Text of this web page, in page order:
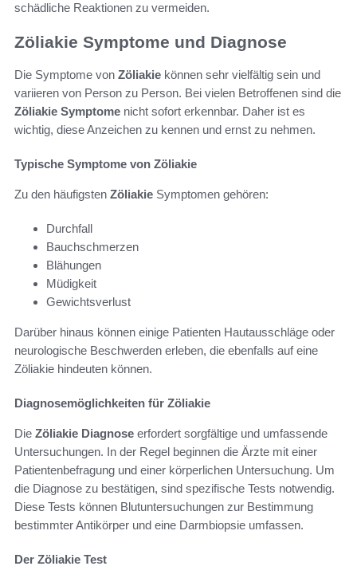
schädliche Reaktionen zu vermeiden.
Zöliakie Symptome und Diagnose
Die Symptome von Zöliakie können sehr vielfältig sein und
variieren von Person zu Person. Bei vielen Betroffenen sind die
Zöliakie Symptome nicht sofort erkennbar. Daher ist es
wichtig, diese Anzeichen zu kennen und ernst zu nehmen.
Typische Symptome von Zöliakie
Zu den häufigsten Zöliakie Symptomen gehören:
Durchfall
Bauchschmerzen
Blähungen
Müdigkeit
Gewichtsverlust
Darüber hinaus können einige Patienten Hautausschläge oder
neurologische Beschwerden erleben, die ebenfalls auf eine
Zöliakie hindeuten können.
Diagnosemöglichkeiten für Zöliakie
Die Zöliakie Diagnose erfordert sorgfältige und umfassende
Untersuchungen. In der Regel beginnen die Ärzte mit einer
Patientenbefragung und einer körperlichen Untersuchung. Um
die Diagnose zu bestätigen, sind spezifische Tests notwendig.
Diese Tests können Blutuntersuchungen zur Bestimmung
bestimmter Antikörper und eine Darmbiopsie umfassen.
Der Zöliakie Test